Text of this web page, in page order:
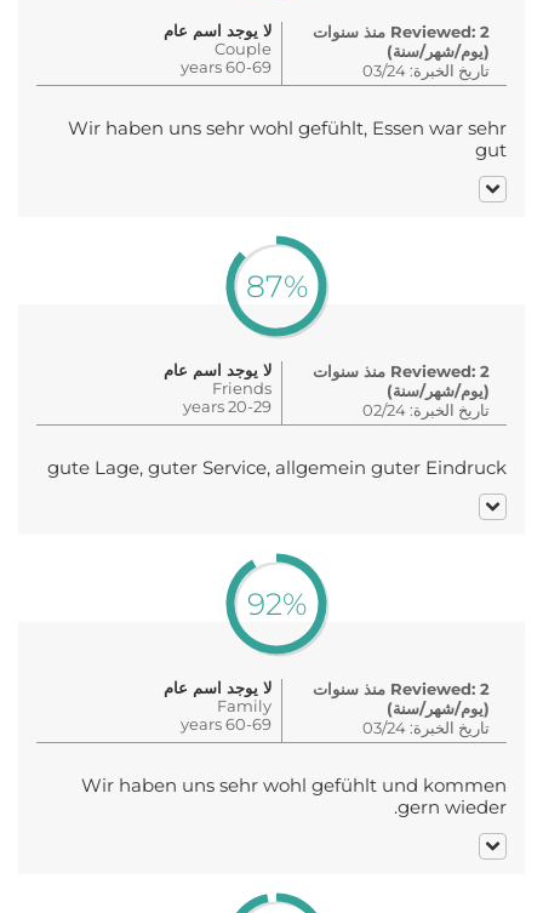
لا يوجد اسم عام
Couple
60-69 years
Reviewed: 2 منذ سنوات
(يوم/شهر/سنة)
تاريخ الخبرة: 03/24
Wir haben uns sehr wohl gefühlt, Essen war sehr
gut
87%
لا يوجد اسم عام
Friends
20-29 years
Reviewed: 2 منذ سنوات
(يوم/شهر/سنة)
تاريخ الخبرة: 02/24
gute Lage, guter Service, allgemein guter Eindruck
92%
لا يوجد اسم عام
Family
60-69 years
Reviewed: 2 منذ سنوات
(يوم/شهر/سنة)
تاريخ الخبرة: 03/24
Wir haben uns sehr wohl gefühlt und kommen
gern wieder.